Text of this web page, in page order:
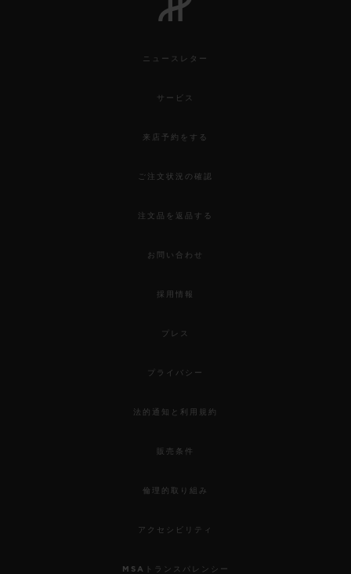
ニュースレター
サービス
来店予約をする
ご注文状況の確認
注文品を返品する
お問い合わせ
採用情報
プレス
プライバシー
法的通知と利用規約
販売条件
倫理的取り組み
アクセシビリティ
MSAトランスパレンシー